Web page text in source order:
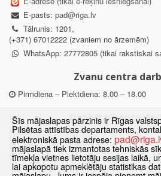
E-pasts: pad@riga.lv
Tālrunis: 1201,
(+371) 67012222 (zvaniem no ārzemēm)
WhatsApp: 27772805 (tikai rakstiskai
Zvanu centra
Pirmdiena – Piektdiena: 8.00 – 18.00
Departamenta
Pirmdiena, Ceturtdiena: 8.30 – 18.00
Otrdiena, Trešdiena: 8.30 – 17.00
Piektdiena: 8.30 – 15.00
Šīs mājaslapas pārzinis ir Rīgas
Pilsētas attīstības departaments,
elektroniskā pasta adrese:
mājaslapā tiek izmantotas tehniskās
tīmekļa vietnes lietotāju sesijas laikā,
lai apkopotu apmeklētāju statistikas